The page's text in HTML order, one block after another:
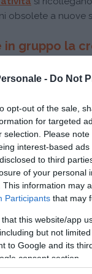
- Do Not
opt-out of the sale,
for targeted
selection. Please
interest-based
to third
of your personal
This information may
Participants that may
that this website/app
but not
to Google and its
consent section.
obsolete a nuove
gruppo la
una breve
a leggere dopo la pubblicità
tra le tecniche
per imparare a
per analizzare